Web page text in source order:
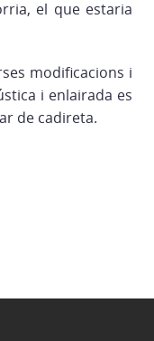
el que estaria
modificacions i
i enlairada es
de cadireta.